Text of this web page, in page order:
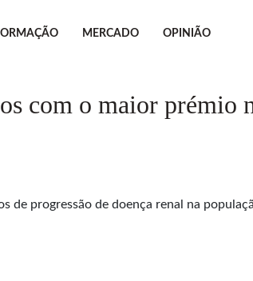
MERCADO OPINIÃO
com o maior prémio
de progressão de doença renal na